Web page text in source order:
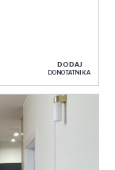
DODAJ
DO NOTATNIKA